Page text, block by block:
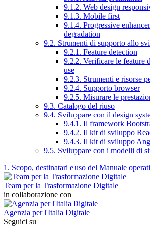
9.1.2. Web design
9.1.3. Mobile first
9.1.4. Progressive
degradation
9.2. Strumenti di supporto allo
9.2.1. Feature detection
9.2.2. Verificare le feature
use
9.2.3. Strumenti e risorse
9.2.4. Supporto browser
9.2.5. Misurare le
9.3. Catalogo del riuso
9.4. Sviluppare con il design
9.4.1. Il framework
9.4.2. Il kit di sviluppo
9.4.3. Il kit di sviluppo
9.5. Sviluppare con i modelli di
1. Scopo, destinatari e uso del Manuale
Team per la Trasformazione Digitale
in collaborazione con
Agenzia per l'Italia Digitale
Seguici su